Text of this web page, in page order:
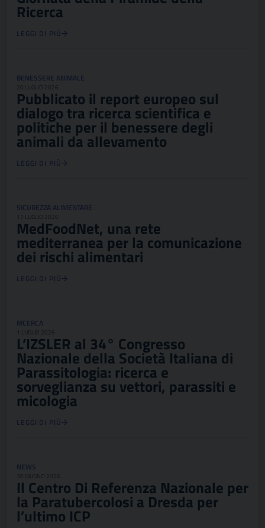
Ricerca
LEGGI DI PIÙ
BENESSERE ANIMALE
20 LUGLIO 2026
Pubblicato il report europeo sul
dialogo tra ricerca scientifica e
politiche per il benessere degli
animali da allevamento
LEGGI DI PIÙ
SICUREZZA ALIMENTARE
17 LUGLIO 2026
MedFoodNet, una rete
mediterranea per la comunicazione
dei rischi alimentari
LEGGI DI PIÙ
RICERCA
1 LUGLIO 2026
L’IZSLER al 34° Congresso
Nazionale della Società Italiana di
Parassitologia: ricerca e
sorveglianza su vettori, parassiti e
micologia
LEGGI DI PIÙ
NEWS
30 GIUGNO 2026
Il Centro Di Referenza Nazionale per
la Paratubercolosi a Dresda per
l’ultimo ICP